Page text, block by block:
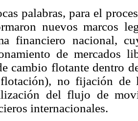
palabras, para el
nuevos marcos
financiero nacional,
de mercados
cambio flotante dentro
no fijación de
del flujo de
internacionales.